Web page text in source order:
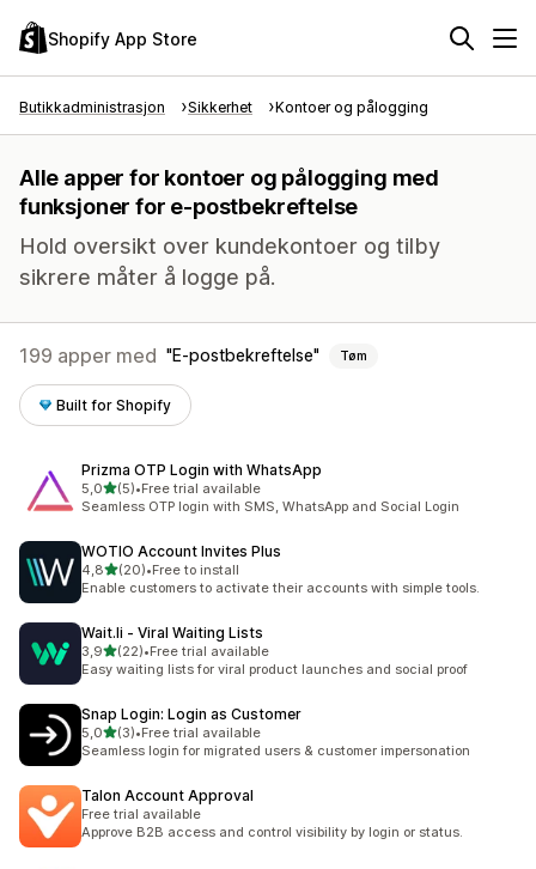
Shopify App Store
Butikkadministrasjon Sikkerhet Kontoer og pålogging
Alle apper for kontoer og pålogging med
funksjoner for e-postbekreftelse
Hold oversikt over kundekontoer og tilby
sikrere måter å logge på.
199 apper med E-postbekreftelse Tøm
Built for Shopify
Prizma OTP Login with WhatsApp
5,0av 5 stjerner
(5)
Totalt 5 omtaler
•Free trial available
Seamless OTP login with SMS, WhatsApp and Social Login
WOTIO Account Invites Plus
4,8av 5 stjerner
(20)
Totalt 20 omtaler
•Free to install
Enable customers to activate their accounts with simple tools.
Wait.li ‑ Viral Waiting Lists
3,9av 5 stjerner
(22)
Totalt 22 omtaler
•Free trial available
Easy waiting lists for viral product launches and social proof
Snap Login: Login as Customer
5,0av 5 stjerner
(3)
Totalt 3 omtaler
•Free trial available
Seamless login for migrated users & customer impersonation
Talon Account Approval
Free trial available
Approve B2B access and control visibility by login or status.